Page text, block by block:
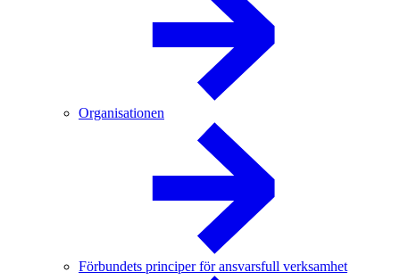
Organisationen
Förbundets principer för ansvarsfull verksamhet